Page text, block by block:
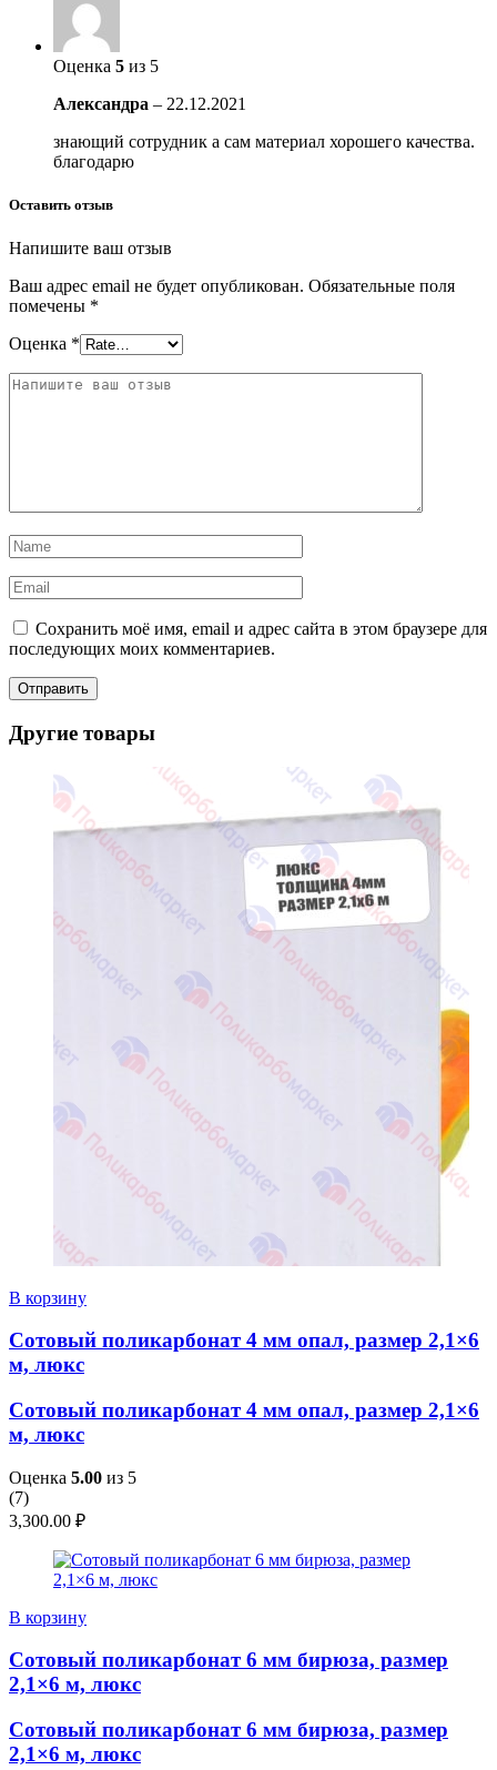
Оценка 5 из 5
Александра – 22.12.2021
знающий сотрудник а сам материал хорошего качества.
благодарю
Оставить отзыв
Напишите ваш отзыв
Ваш адрес email не будет опубликован. Обязательные поля
помечены *
Оценка *
Сохранить моё имя, email и адрес сайта в этом браузере для
последующих моих комментариев.
Другие товары
В корзину
Сотовый поликарбонат 4 мм опал, размер 2,1×6
м, люкс
Сотовый поликарбонат 4 мм опал, размер 2,1×6
м, люкс
Оценка 5.00 из 5
(7)
3,300.00 ₽
В корзину
Сотовый поликарбонат 6 мм бирюза, размер
2,1×6 м, люкс
Сотовый поликарбонат 6 мм бирюза, размер
2,1×6 м, люкс